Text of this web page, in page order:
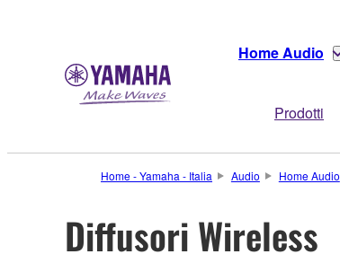
Home Audio
Prodotti
Home - Yamaha - Italia Audio Home Audio
Diffusori Wireless